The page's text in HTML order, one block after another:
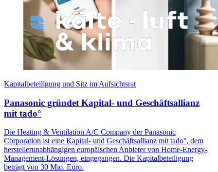
Kapitalbeteiligung und Sitz im Aufsichtsrat
Panasonic gründet Kapital- und Geschäftsallianz
mit tado°
Die Heating & Ventilation A/C Company der Panasonic
Corporation ist eine Kapital- und Geschäftsallianz mit tado°, dem
herstellerunabhängigen europäischen Anbieter von Home-Energy-
Management-Lösungen, eingegangen. Die Kapitalbeteiligung
beträgt von 30 Mio. Euro.